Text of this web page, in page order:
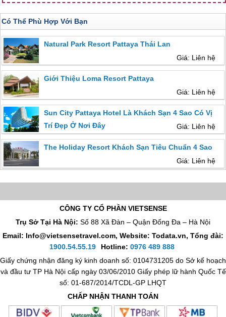
Có Thể Phù Hợp Với Bạn
Natural Park Resort Pattaya Thái Lan
Giá: Liên hệ
Giới Thiệu Loma Resort Pattaya
Giá: Liên hệ
Sun City Pattaya Hotel Là Khách Sạn 4 Sao Có Vị
Trí Đẹp Ở Nơi Đây
Giá: Liên hệ
The Holiday Resort Khách Sạn Tiêu Chuẩn 4 Sao
Giá: Liên hệ
CÔNG TY CỔ PHẦN VIETSENSE
Trụ Sở Tại Hà Nội: Số 88 Xã Đàn – Quận Đống Đa – Hà Nội
Email: Info@vietsensetravel.com, Website: Todata.vn, Tổng đài:
1900.54.55.19
Hotline: 0976 489 888
Giấy chứng nhận đăng ký kinh doanh số: 0104731205 do Sở kế hoạch
và đầu tư TP Hà Nội cấp ngày 03/06/2010 Giấy phép lữ hành Quốc Tế
số: 01-687/2014/TCDL-GP LHQT
CHẤP NHẬN THANH TOÁN